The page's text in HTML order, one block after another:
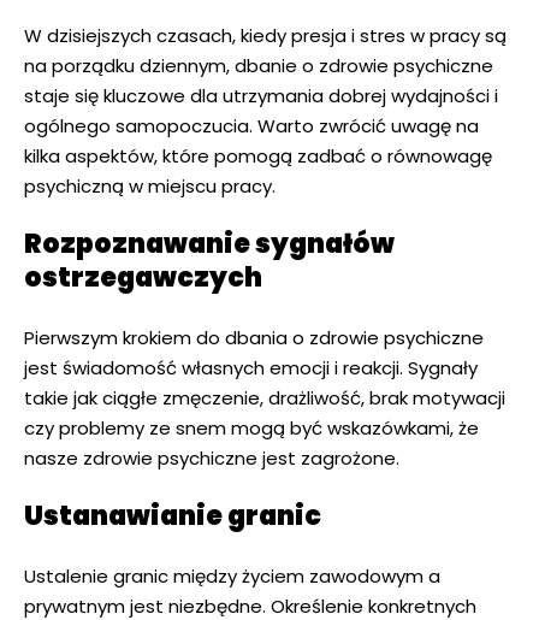
W dzisiejszych czasach, kiedy presja i stres w pracy są
na porządku dziennym, dbanie o zdrowie psychiczne
staje się kluczowe dla utrzymania dobrej wydajności i
ogólnego samopoczucia. Warto zwrócić uwagę na
kilka aspektów, które pomogą zadbać o równowagę
psychiczną w miejscu pracy.
Rozpoznawanie sygnałów
ostrzegawczych
Pierwszym krokiem do dbania o zdrowie psychiczne
jest świadomość własnych emocji i reakcji. Sygnały
takie jak ciągłe zmęczenie, drażliwość, brak motywacji
czy problemy ze snem mogą być wskazówkami, że
nasze zdrowie psychiczne jest zagrożone.
Ustanawianie granic
Ustalenie granic między życiem zawodowym a
prywatnym jest niezbędne. Określenie konkretnych